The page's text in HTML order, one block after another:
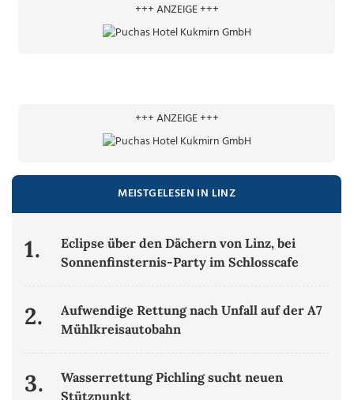
+++ ANZEIGE +++
+++ ANZEIGE +++
MEISTGELESEN IN LINZ
1.
Eclipse über den Dächern von Linz, bei
Sonnenfinsternis-Party im Schlosscafe
2.
Aufwendige Rettung nach Unfall auf der A7
Mühlkreisautobahn
3.
Wasserrettung Pichling sucht neuen
Stützpunkt